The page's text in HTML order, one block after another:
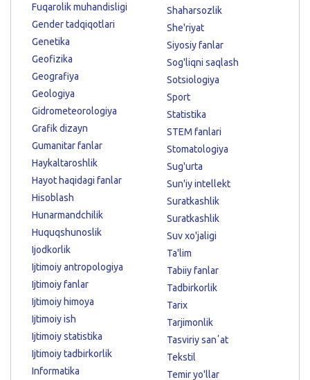
Fuqarolik muhandisligi
Gender tadqiqotlari
Genetika
Geofizika
Geografiya
Geologiya
Gidrometeorologiya
Grafik dizayn
Gumanitar fanlar
Haykaltaroshlik
Hayot haqidagi fanlar
Hisoblash
Hunarmandchilik
Huquqshunoslik
Ijodkorlik
Ijtimoiy antropologiya
Ijtimoiy fanlar
Ijtimoiy himoya
Ijtimoiy ish
Ijtimoiy statistika
Ijtimoiy tadbirkorlik
Informatika
Shaharsozlik
She'riyat
Siyosiy fanlar
Sog'liqni saqlash
Sotsiologiya
Sport
Statistika
STEM fanlari
Stomatologiya
Sug'urta
Sun'iy intellekt
Suratkashlik
Suratkashlik
Suv xo'jaligi
Ta'lim
Tabiiy fanlar
Tadbirkorlik
Tarix
Tarjimonlik
Tasviriy sanʼat
Tekstil
Temir yo'llar